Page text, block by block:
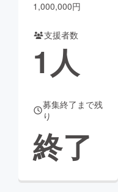
CAMPFIRE Creation
コミュニティ
1,000,000円
支援者数
1人
募集終了まで残
り
終了